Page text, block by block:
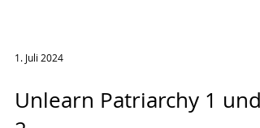
1. Juli 2024